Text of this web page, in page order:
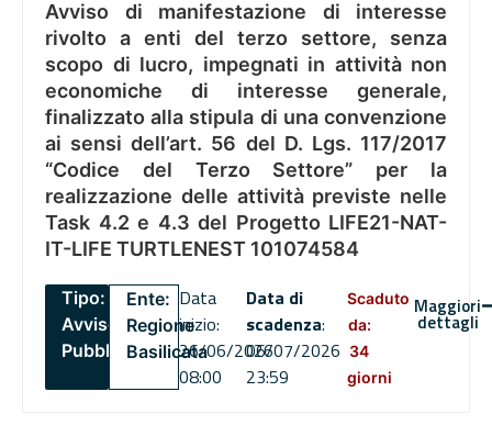
Avviso di manifestazione di interesse
rivolto a enti del terzo settore, senza
scopo di lucro, impegnati in attività non
economiche di interesse generale,
finalizzato alla stipula di una convenzione
ai sensi dell’art. 56 del D. Lgs. 117/2017
“Codice del Terzo Settore” per la
realizzazione delle attività previste nelle
Task 4.2 e 4.3 del Progetto LIFE21-NAT-
IT-LIFE TURTLENEST 101074584
Tipo:
Avviso
Pubblico
Ente:
Regione
Basilicata
Data
inizio:
26/06/2026
08:00
Data di
scadenza:
06/07/2026
23:59
Scaduto
da:
34
giorni
Maggiori
dettagli